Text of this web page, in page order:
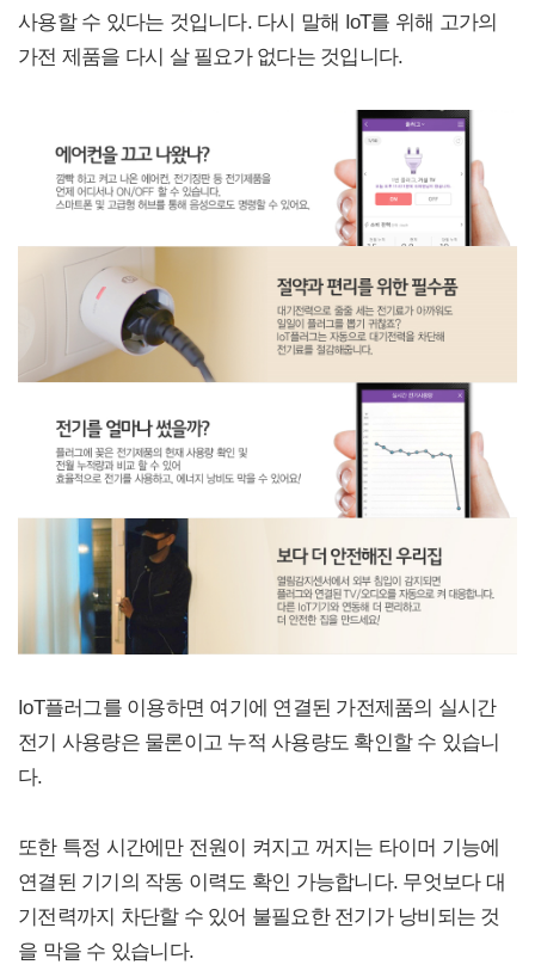
사용할 수 있다는 것입니다. 다시 말해 IoT를 위해 고가의
가전 제품을 다시 살 필요가 없다는 것입니다.
IoT플러그를 이용하면 여기에 연결된 가전제품의 실시간
전기 사용량은 물론이고 누적 사용량도 확인할 수 있습니
다.
또한 특정 시간에만 전원이 켜지고 꺼지는 타이머 기능에
연결된 기기의 작동 이력도 확인 가능합니다. 무엇보다 대
기전력까지 차단할 수 있어 불필요한 전기가 낭비되는 것
을 막을 수 있습니다.